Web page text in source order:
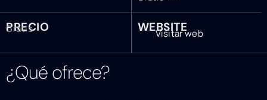
PRECIO
Gratis WEBSITE
Visitar web
¿Qué ofrece?